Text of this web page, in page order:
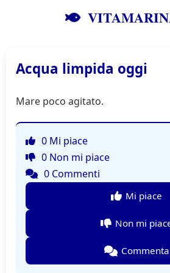
Acqua limpida oggi
Mare poco agitato.
0 Mi piace
0 Non mi piace
0 Commenti
Mi piace
Non mi
Commenta